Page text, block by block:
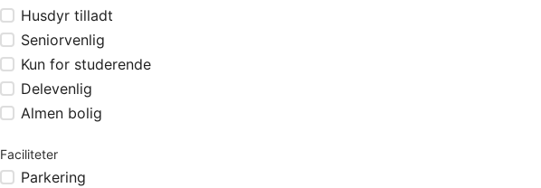
Husdyr tilladt
Seniorvenlig
Kun for studerende
Delevenlig
Almen bolig
Faciliteter
Parkering